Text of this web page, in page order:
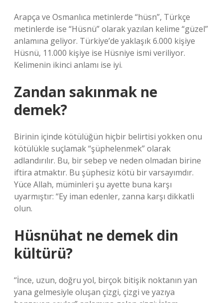
Arapça ve Osmanlıca metinlerde “hüsn”, Türkçe
metinlerde ise “Hüsnü” olarak yazılan kelime “güzel”
anlamına geliyor. Türkiye’de yaklaşık 6.000 kişiye
Hüsnü, 11.000 kişiye ise Hüsniye ismi veriliyor.
Kelimenin ikinci anlamı ise iyi.
Zandan sakınmak ne
demek?
Birinin içinde kötülüğün hiçbir belirtisi yokken onu
kötülükle suçlamak “şüphelenmek” olarak
adlandırılır. Bu, bir sebep ve neden olmadan birine
iftira atmaktır. Bu şüphesiz kötü bir varsayımdır.
Yüce Allah, müminleri şu ayette buna karşı
uyarmıştır: “Ey iman edenler, zanna karşı dikkatli
olun.
Hüsnühat ne demek din
kültürü?
“İnce, uzun, doğru yol, birçok bitişik noktanın yan
yana gelmesiyle oluşan çizgi, çizgi ve yazıya